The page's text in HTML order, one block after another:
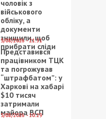
чоловік з
військового
обліку, а
документи
знищили, щоб
прибрати сліди
5/08/2026 - 21:31
Представився
працівником ТЦК
та погрожував
“штрафбатом”: у
Харкові на хабарі
$10 тисяч
затримали
майора ВСП
5/08/2026 - 10:29